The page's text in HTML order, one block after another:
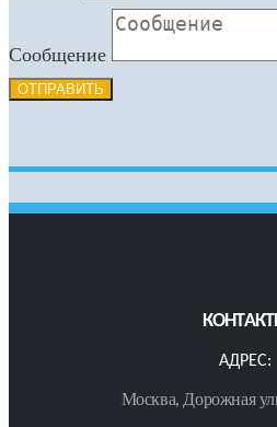
Сообщение
ОТПРАВИТЬ
АДРЕС:
Москва, Дорожная